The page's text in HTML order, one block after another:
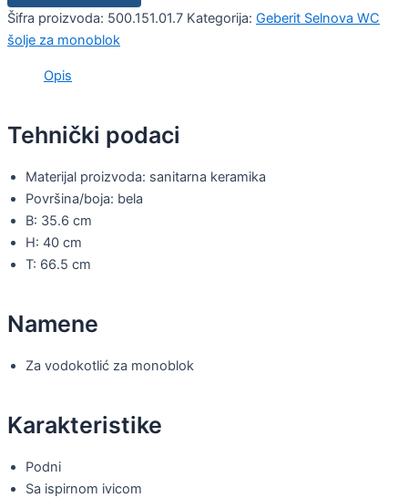
Šifra proizvoda: 500.151.01.7 Kategorija: Geberit Selnova WC
šolje za monoblok
Opis
Tehnički podaci
Materijal proizvoda: sanitarna keramika
Površina/boja: bela
B: 35.6 cm
H: 40 cm
T: 66.5 cm
Namene
Za vodokotlić za monoblok
Karakteristike
Podni
Sa ispirnom ivicom